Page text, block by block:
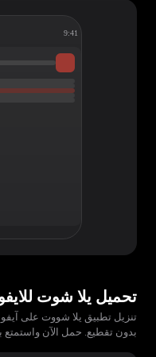
9:41
تحميل يلا شوت
بدون تقطيع. حمل الآن واستمتع